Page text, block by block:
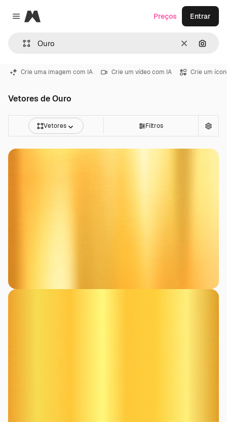
Close menu
Magnific
Limpar
Preços Entrar
Crie uma imagem com IA Crie um vídeo com IA Crie um
Vetores de Ouro
Vetores Filtros